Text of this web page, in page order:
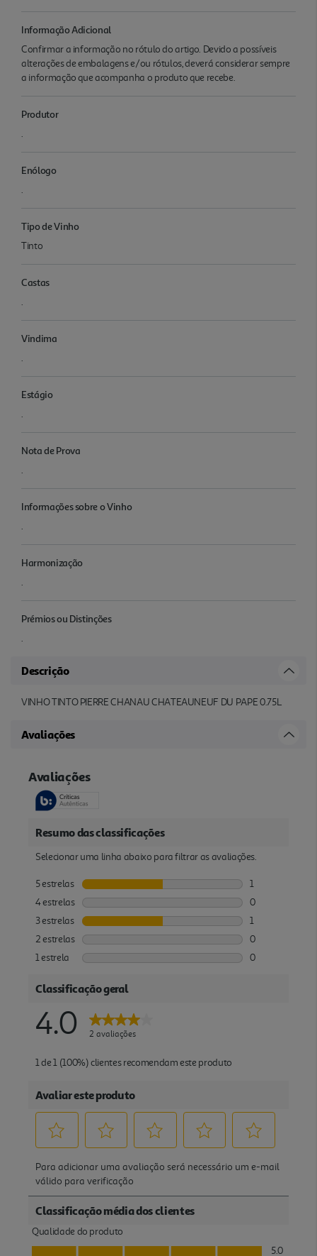
Informação Adicional
Confirmar a informação no rótulo do artigo. Devido a possíveis
alterações de embalagens e/ou rótulos, deverá considerar sempre
a informação que acompanha o produto que recebe.
Produtor
.
Enólogo
.
Tipo de Vinho
Tinto
Castas
.
Vindima
.
Estágio
.
Nota de Prova
.
Informações sobre o Vinho
.
Harmonização
.
Prémios ou Distinções
.
Descrição
VINHO TINTO PIERRE CHANAU CHATEAUNEUF DU PAPE 0.75L
Avaliações